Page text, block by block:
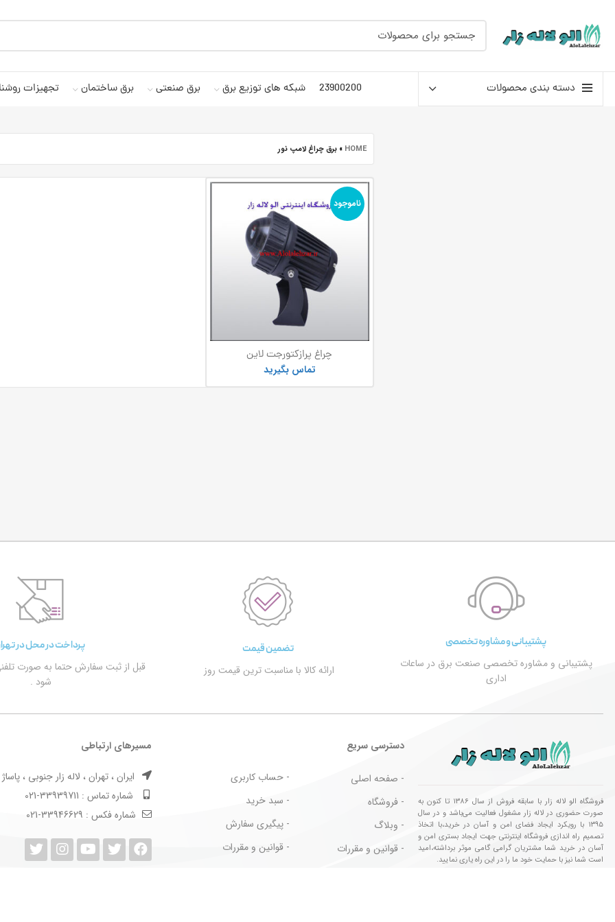
دسته بندی محصولات 23900200 شبکه های توزیع برق برق صنعتی برق ساختمان تجهیزات
HOME
» برق چراغ لامپ نور
ناموجود
چراغ پرازکتورجت لاین
تماس بگیرید
پشتیبانی و مشاوره تخصصی
پشتیبانی و مشاوره تخصصی صنعت برق در ساعات
اداری
تضمین قیمت
ارائه کالا با مناسبت ترین قیمت روز
پرداخت در محل در
قبل از ثبت سفارش حتما به صورت
شود .
فروشگاه الو لاله زار با سابقه فروش از سال ۱۳۸۶ تا کنون به
صورت حضوری در لاله زار مشغول فعالیت می‌باشد و در سال
۱۳۹۵ با رویکرد ایجاد فضای امن و آسان در خرید،با اتخاذ
تصمیم راه اندازی فروشگاه اینترنتی جهت ایجاد بستری امن و
آسان در خرید شما مشتریان گرامی گامی موثر برداشته،امید
است شما نیز با حمایت خود ما را در این راه یاری نمایید.
دسترسی سریع
- صفحه اصلی
- فروشگاه
- وبلاگ
- قوانین و مقررات
- حساب کاربری
- سبد خرید
- پیگیری سفارش
- قوانین و مقررات
مسیرهای ارتباطی
ایران ، تهران ، لاله زار جنوبی ، پاساژ
شماره تماس : 33939711-021
شماره فکس : 33946629-021